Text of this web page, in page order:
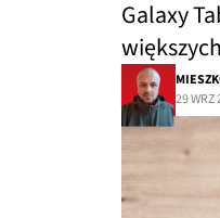
Galaxy
29 WRZ